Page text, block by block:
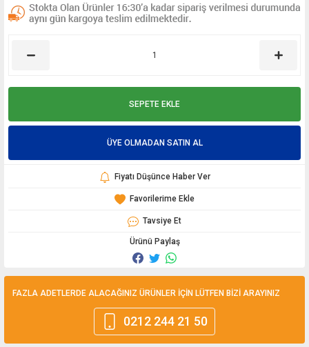
SEPETE EKLE
ÜYE OLMADAN SATIN AL
Fiyatı Düşünce Haber Ver
Tavsiye Et
Ürünü Paylaş
FAZLA ADETLERDE ALACAĞINIZ ÜRÜNLER İÇİN LÜTFEN BİZİ ARAYINIZ
0212 244 21 50